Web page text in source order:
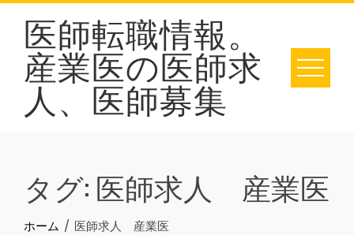
Skip
content医師転職情報。
産業医の医師求
人、医師募集
タグ: 医師求人 産業医
ホーム 医師求人 産業医